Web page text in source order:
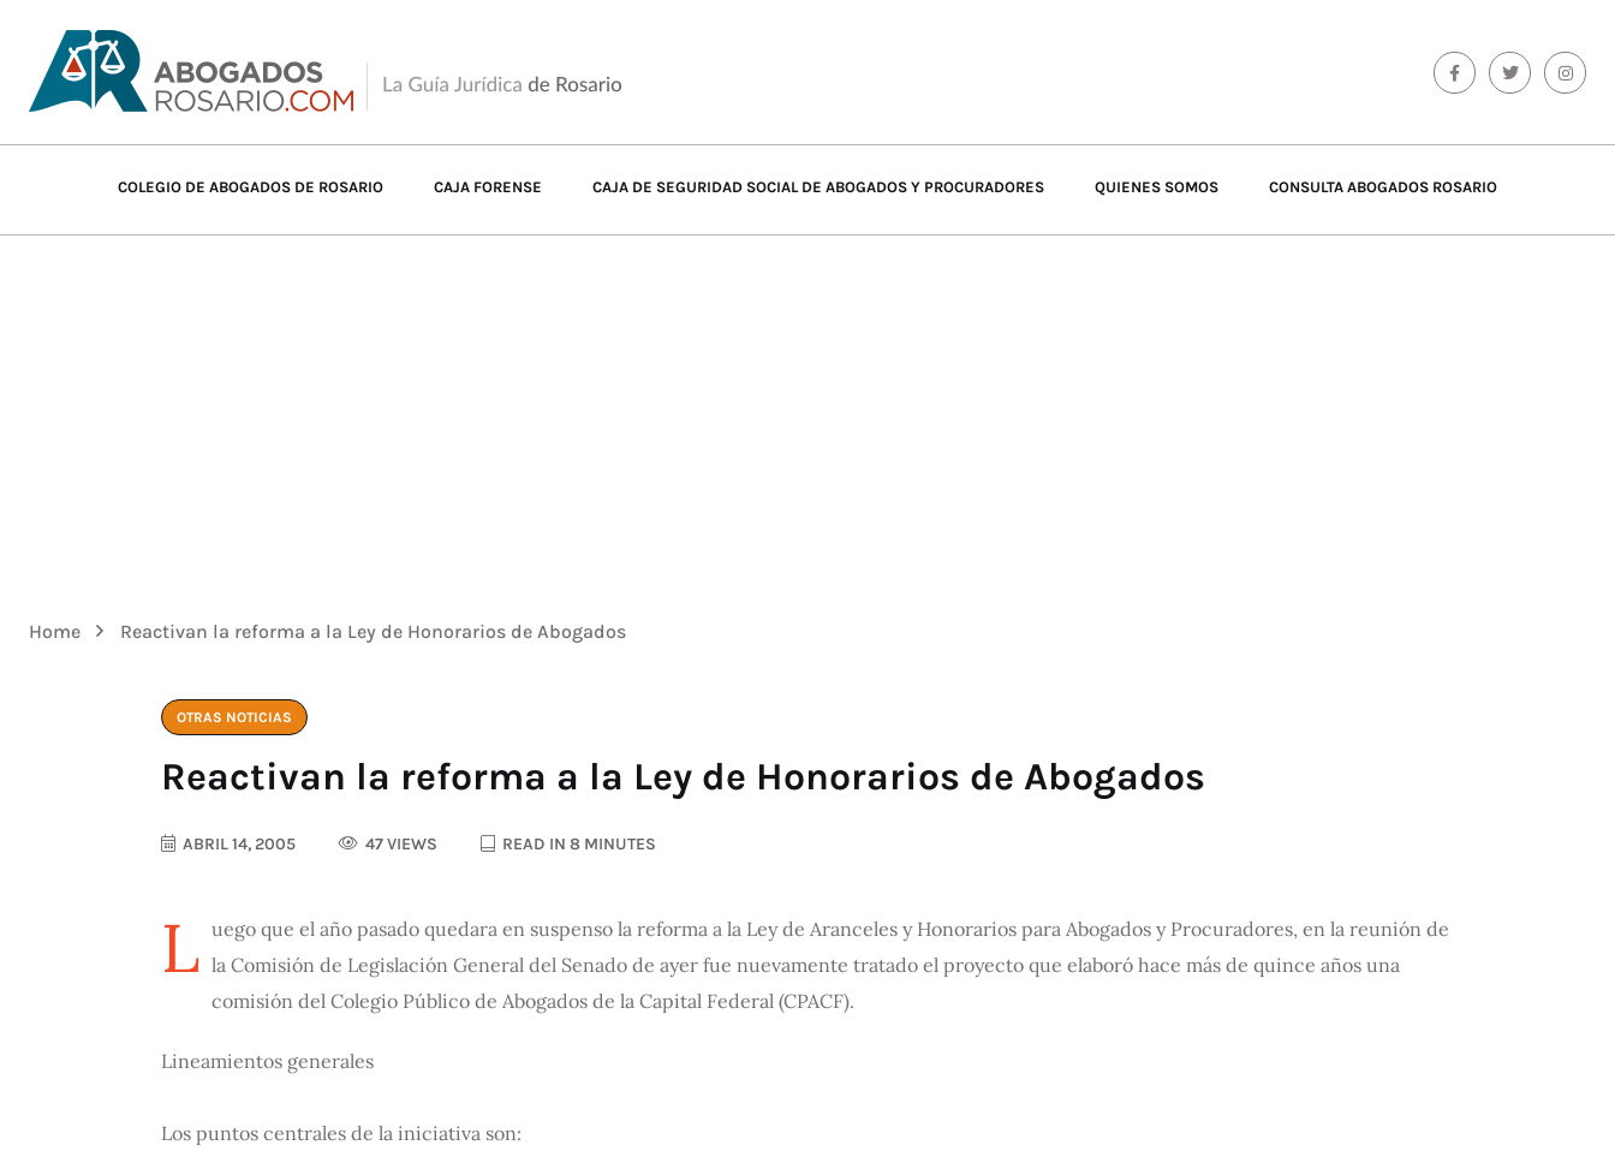
COLEGIO DE ABOGADOS DE ROSARIO CAJA FORENSE CAJA DE SEGURIDAD SOCIAL DE ABOGADOS Y PROCURADORES QUIENES SOMOS CONSULTA ABOGADOS ROSARIO
Home Reactivan la reforma a la Ley de Honorarios de Abogados
OTRAS NOTICIAS
Reactivan la reforma a la Ley de Honorarios de Abogados
ABRIL 14, 2005 47 VIEWS READ IN 8 MINUTES
L uego que el año pasado quedara en suspenso la reforma a la Ley de Aranceles y Honorarios para Abogados y Procuradores, en la reunión de
la Comisión de Legislación General del Senado de ayer fue nuevamente tratado el proyecto que elaboró hace más de quince años una
comisión del Colegio Público de Abogados de la Capital Federal (CPACF).
Lineamientos generales
Los puntos centrales de la iniciativa son: